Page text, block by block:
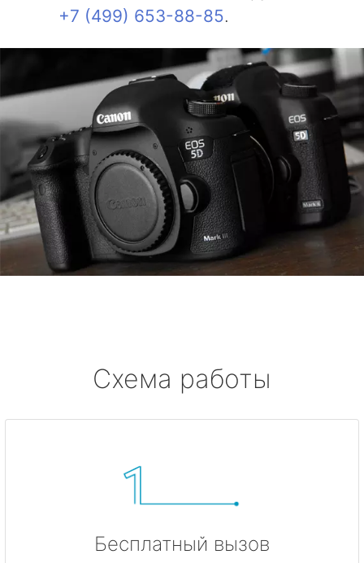
+7 (499) 653-88-85.
Схема работы
Бесплатный вызов